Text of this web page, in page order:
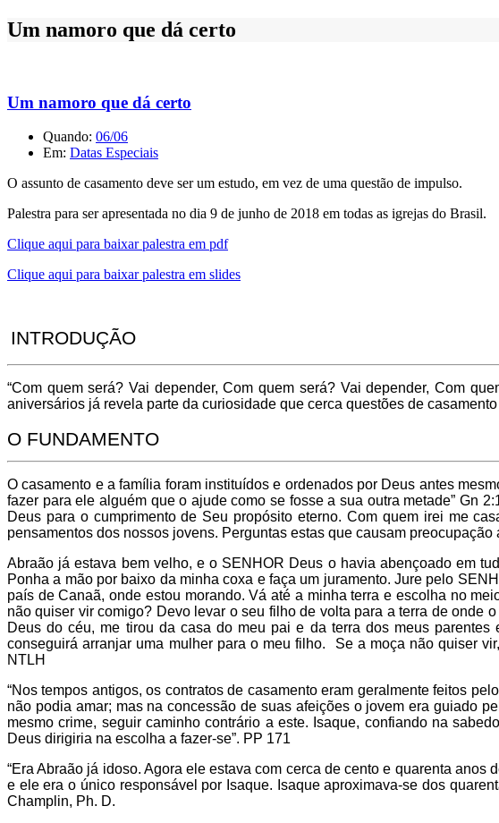
Um namoro que dá certo
Um namoro que dá certo
Quando: 06/06
Em: Datas Especiais
O assunto de casamento deve ser um estudo, em vez de uma questão de impulso.
Palestra para ser apresentada no dia 9 de junho de 2018 em todas as igrejas do Brasil.
Clique aqui para baixar palestra em pdf
Clique aqui para baixar palestra em slides
INTRODUÇÃO
“Com quem será? Vai depender, Com quem será? Vai depender, Com
aniversários já revela parte da curiosidade que cerca questões de
O FUNDAMENTO
O casamento e a família foram instituídos e ordenados por Deus antes
fazer para ele alguém que o ajude como se fosse a sua outra metade” Gn
Deus para o cumprimento de Seu propósito eterno. Com quem irei me
pensamentos dos nossos jovens. Perguntas estas que causam
Abraão já estava bem velho, e o SENHOR Deus o havia abençoado em
Ponha a mão por baixo da minha coxa e faça um juramento. Jure pelo
país de Canaã, onde estou morando. Vá até a minha terra e escolha no
não quiser vir comigo? Devo levar o seu filho de volta para a terra de
Deus do céu, me tirou da casa do meu pai e da terra dos meus
conseguirá arranjar uma mulher para o meu filho. Se a moça não quiser
NTLH
“Nos tempos antigos, os contratos de casamento eram geralmente feitos
não podia amar; mas na concessão de suas afeições o jovem era guiado
mesmo crime, seguir caminho contrário a este. Isaque, confiando na
Deus dirigiria na escolha a fazer-se”. PP 171
“Era Abraão já idoso. Agora ele estava com cerca de cento e quarenta
e ele era o único responsável por Isaque. Isaque aproximava-se dos
Champlin, Ph. D.